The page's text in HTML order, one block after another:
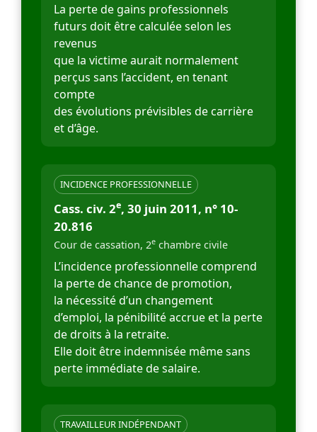
La perte de gains professionnels
futurs doit être calculée selon les
revenus
que la victime aurait normalement
perçus sans l’accident, en tenant
compte
des évolutions prévisibles de carrière
et d’âge.
INCIDENCE PROFESSIONNELLE
Cass. civ. 2e, 30 juin 2011, n° 10-
20.816
Cour de cassation, 2e chambre civile
L’incidence professionnelle comprend
la perte de chance de promotion,
la nécessité d’un changement
d’emploi, la pénibilité accrue et la perte
de droits à la retraite.
Elle doit être indemnisée même sans
perte immédiate de salaire.
TRAVAILLEUR INDÉPENDANT